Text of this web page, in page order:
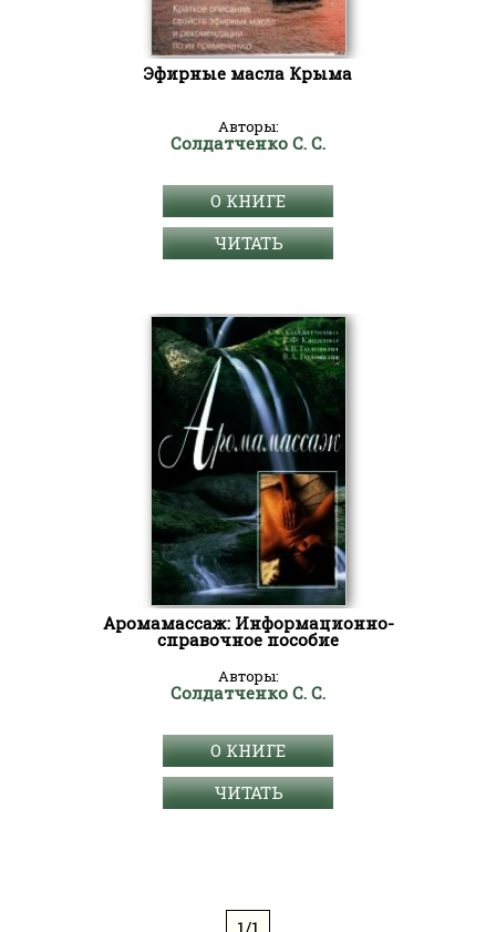
Эфирные масла Крыма
Авторы:
Солдатченко С. С.
О КНИГЕ
ЧИТАТЬ
Аромамассаж: Информационно-
справочное пособие
Авторы:
Солдатченко С. С.
О КНИГЕ
ЧИТАТЬ